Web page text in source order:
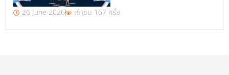
26 June 2026 เข้าชม 167 ครั้ง